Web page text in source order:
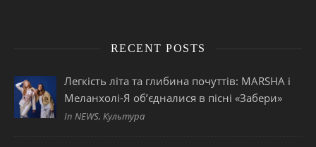
RECENT POSTS
Легкість літа та глибина почуттів: MARSHA і
Меланхолі-Я об’єдналися в пісні «Забери»
In NEWS, Культура